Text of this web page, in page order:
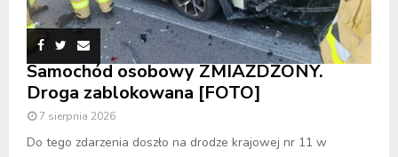
Samochód osobowy ZMIAŻDŻONY.
Droga zablokowana [FOTO]
7 sierpnia 2026
Do tego zdarzenia doszło na drodze krajowej nr 11 w